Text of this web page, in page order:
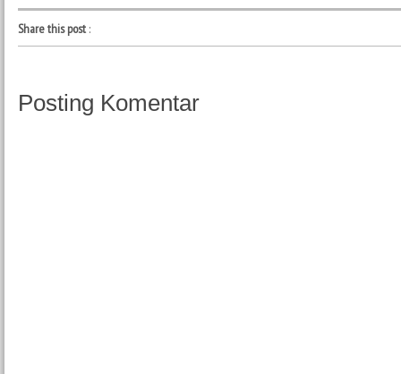
Share this post:
Posting Komentar